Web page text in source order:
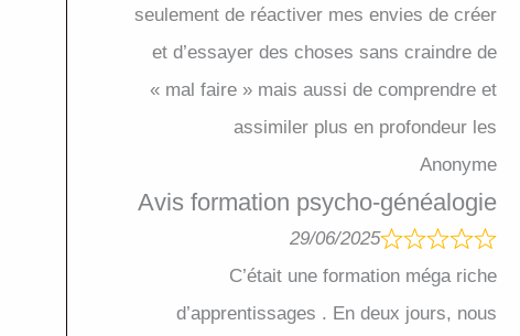
seulement de réactiver mes envies de créer
et d’essayer des choses sans craindre de
« mal faire » mais aussi de comprendre et
assimiler plus en profondeur les
Anonyme
Avis formation psycho-généalogie
29/06/2025
C’était une formation méga riche
d’apprentissages . En deux jours, nous